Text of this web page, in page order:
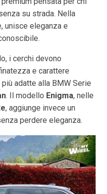
su strada. Nella
unisce eleganza e
i cerchi devono
e carattere
adatte alla BMW Serie
. Il modello Enigma, nelle
, aggiunge invece un
perdere eleganza.